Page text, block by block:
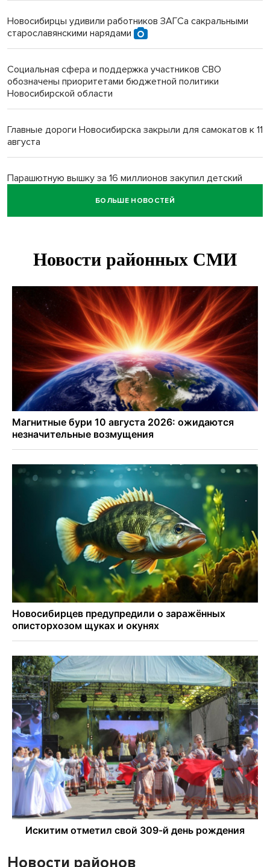
Новосибирцы удивили работников ЗАГСа сакральными
старославянскими нарядами
Социальная сфера и поддержка участников СВО
обозначены приоритетами бюджетной политики
Новосибирской области
Главные дороги Новосибирска закрыли для самокатов к 11
августа
Парашютную вышку за 16 миллионов закупил детский
Новосибирском водохранилище
Сибирские пенсионеры накопили в банках рекордные 4,2
млрд рублей
Под Новосибирском суд наказал дачников за
дискриминацию с шлагбаумом
БОЛЬШЕ НОВОСТЕЙ
Новости районов